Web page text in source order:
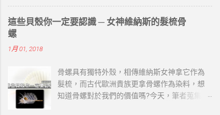
紋。殼口橙褐色，外唇齒間有白色溝槽。軸齒
白色，齒間為深褐色。可作號角。 鳳尾螺分佈
於印度太平洋、日本南部、大洋洲。 （二）名
盛，廣被大眾，且能降魔，故稱「法螺」。
（三）宗教寓意 其雄壯而神氣的外觀是力量的
象徵，據說能驅魔辟邪、保佑平安，海民和山
定的，分別是天王寶螺(Leucodon)、王子寶螺
(Valentia)、紅牡丹寶螺(Broderipii)、黃金寶螺
林西那貝亞屬。 殼呈圓球形，背部隆起，前端
突出，螺層內捲。殼表光滑，棕褐色，上面散
佈大小不等的淺色圓斑。腹面淺棕褐色，殼齒
這些貝殼你一定要認識 ─ 女神維納斯的髮梳骨
螺
1月 01, 2018
骨螺具有獨特外殼，相傳維納斯女神拿它作為
髮梳，而古代歐洲貴族更拿骨螺作為染料，想
知道骨螺對於我們的價值嗎?今天，筆者蒐集相